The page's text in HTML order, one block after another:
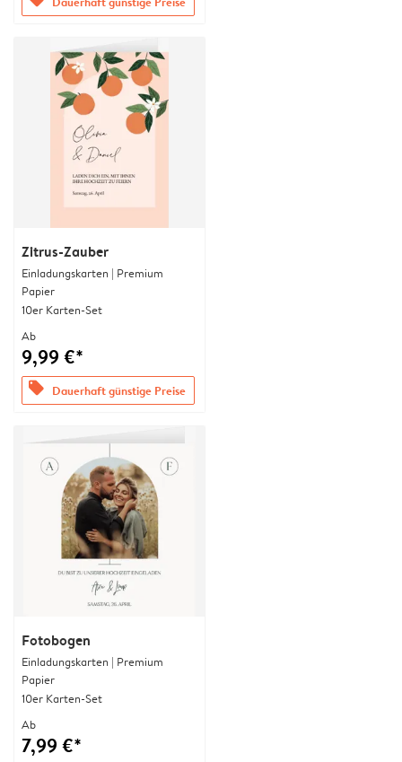
Zitrus-Zauber
Einladungskarten | Premium
Papier
10er Karten-Set
Ab
9,99 €*
offers Dauerhaft günstige Preise
Fotobogen
Einladungskarten | Premium
Papier
10er Karten-Set
Ab
7,99 €*